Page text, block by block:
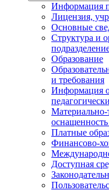
Информация
Лицензия,
Основные
Структура и
Образование
и требования
Информация о
Материально-
оснащенность
Платные
Финансово-
Доступная